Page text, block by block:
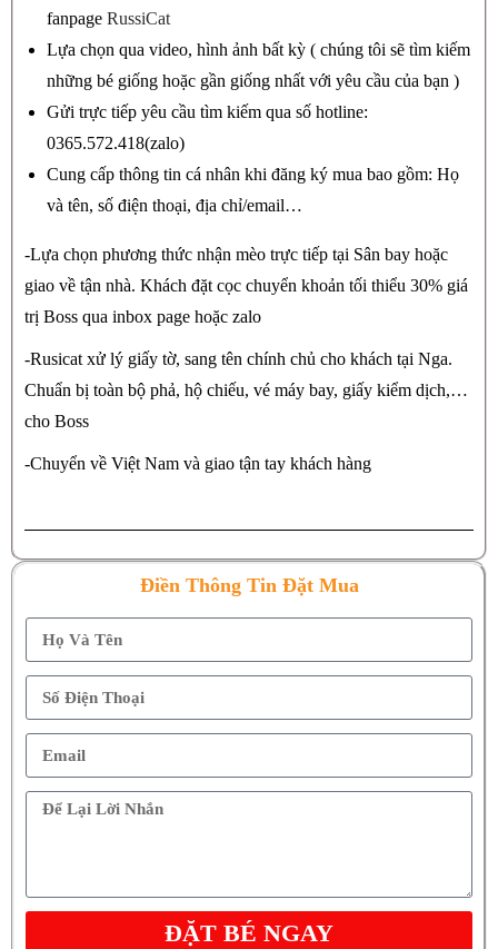
fanpage RussiCat
Lựa chọn qua video, hình ảnh bất kỳ ( chúng tôi sẽ tìm kiếm
những bé giống hoặc gần giống nhất với yêu cầu của bạn )
Gửi trực tiếp yêu cầu tìm kiếm qua số hotline:
0365.572.418(zalo)
Cung cấp thông tin cá nhân khi đăng ký mua bao gồm: Họ
và tên, số điện thoại, địa chỉ/email…
-Lựa chọn phương thức nhận mèo trực tiếp tại Sân bay hoặc
giao về tận nhà. Khách đặt cọc chuyển khoản tối thiểu 30% giá
trị Boss qua inbox page hoặc zalo
-Rusicat xử lý giấy tờ, sang tên chính chủ cho khách tại Nga.
Chuẩn bị toàn bộ phả, hộ chiếu, vé máy bay, giấy kiểm dịch,…
cho Boss
-Chuyển về Việt Nam và giao tận tay khách hàng
Điền Thông Tin Đặt Mua
ĐẶT BÉ NGAY